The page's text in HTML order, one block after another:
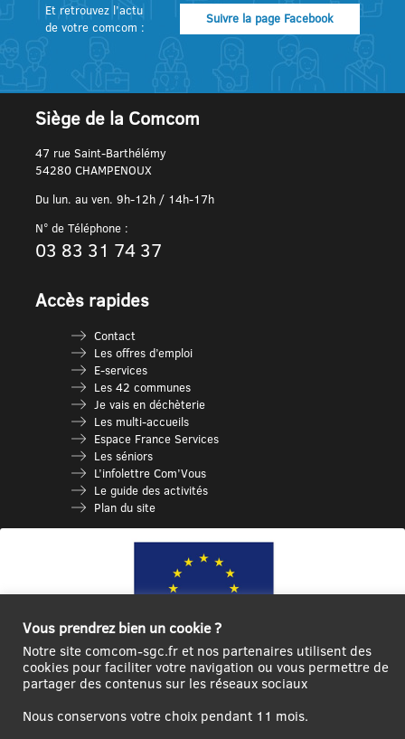
Et retrouvez l’actu
de votre comcom :
Suivre la page Facebook
Siège de la Comcom
47 rue Saint-Barthélémy
54280 CHAMPENOUX
Du lun. au ven. 9h-12h / 14h-17h
N° de Téléphone :
03 83 31 74 37
Accès rapides
Contact
Les offres d’emploi
E-services
Les 42 communes
Je vais en déchèterie
Les multi-accueils
Espace France Services
Les séniors
L’infolettre Com’Vous
Le guide des activités
Plan du site
Ce site internet a été cofinancé par l’Union européenne avec le Fonds
Vous prendrez bien un cookie ?
Notre site comcom-sgc.fr et nos partenaires utilisent des
cookies pour faciliter votre navigation ou vous permettre de
partager des contenus sur les réseaux sociaux
Nous conservons votre choix pendant 11 mois.